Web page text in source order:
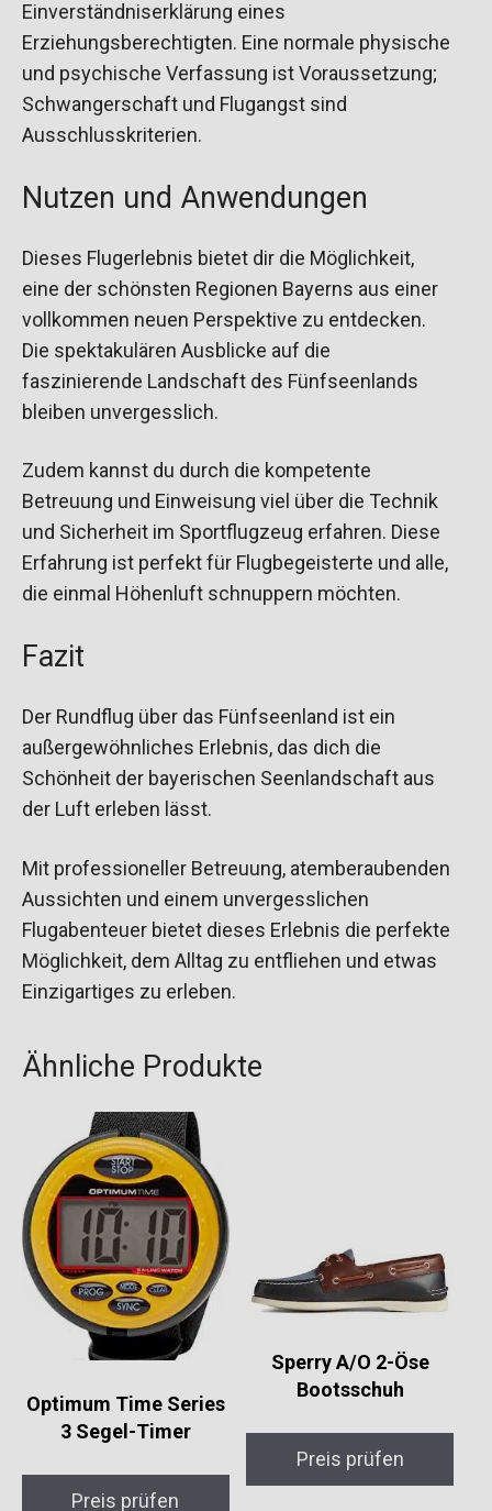
Einverständniserklärung eines
Erziehungsberechtigten. Eine normale physische
und psychische Verfassung ist Voraussetzung;
Schwangerschaft und Flugangst sind
Ausschlusskriterien.
Nutzen und Anwendungen
Dieses Flugerlebnis bietet dir die Möglichkeit,
eine der schönsten Regionen Bayerns aus einer
vollkommen neuen Perspektive zu entdecken.
Die spektakulären Ausblicke auf die
faszinierende Landschaft des Fünfseenlands
bleiben unvergesslich.
Zudem kannst du durch die kompetente
Betreuung und Einweisung viel über die Technik
und Sicherheit im Sportflugzeug erfahren. Diese
Erfahrung ist perfekt für Flugbegeisterte und alle,
die einmal Höhenluft schnuppern möchten.
Fazit
Der Rundflug über das Fünfseenland ist ein
außergewöhnliches Erlebnis, das dich die
Schönheit der bayerischen Seenlandschaft aus
der Luft erleben lässt.
Mit professioneller Betreuung, atemberaubenden
Aussichten und einem unvergesslichen
Flugabenteuer bietet dieses Erlebnis die perfekte
Möglichkeit, dem Alltag zu entfliehen und etwas
Einzigartiges zu erleben.
Ähnliche Produkte
Optimum Time Series
3 Segel-Timer
Preis prüfen
Sperry A/O 2-Öse
Bootsschuh
Preis prüfen